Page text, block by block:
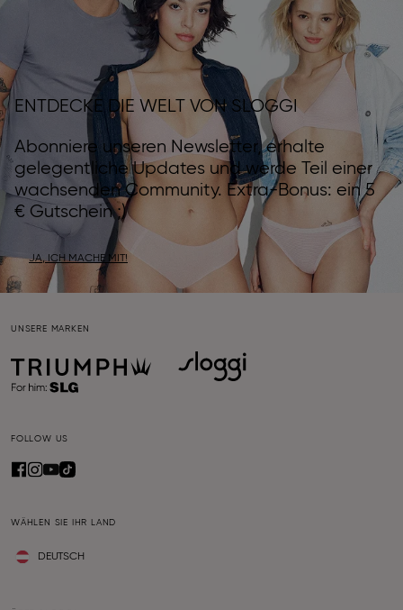
ENTDECKE DIE WELT VON SLOGGI
Abonniere unseren Newsletter, erhalte
gelegentliche Updates und werde Teil einer
wachsenden Community. Extra-Bonus: ein 5
€ Gutschein ;)
JA, ICH MACHE MIT!
UNSERE MARKEN
FOLLOW US
WÄHLEN SIE IHR LAND
DEUTSCH